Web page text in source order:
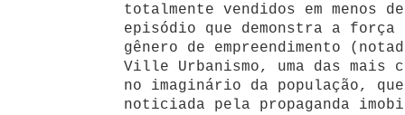
totalmente vendidos em menos
episódio que demonstra a força
gênero de empreendimento
Ville Urbanismo, uma das mais
no imaginário da população,
noticiada pela propaganda